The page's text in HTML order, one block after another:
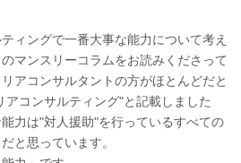
ィングで一番大事な能力について考え
マンスリーコラムをお読みくださって
アコンサルタントの方がほとんどだと
コンサルティング"と記載しました
力は"対人援助"を行っているすべての
と思っています。